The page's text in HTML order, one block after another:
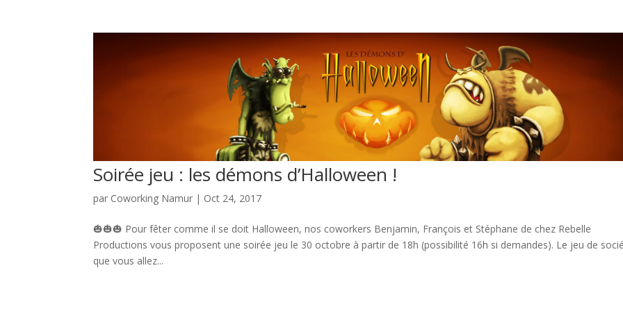
Soirée jeu : les démons d’Halloween !
par Coworking Namur | Oct 24, 2017
🎃🎃🎃 Pour fêter comme il se doit Halloween, nos coworkers Benjamin, François et Stéphane de chez Rebelle
Productions vous proposent une soirée jeu le 30 octobre à partir de 18h (possibilité 16h si demandes). Le jeu de
que vous allez...